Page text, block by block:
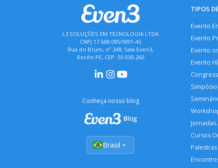
L3 SOLUÇÕES EM TECNOLOGIA LTDA
CNPJ 17.688.085/0001-45
Rua do Brum, nº 248, Sala Even3,
Recife-PE, CEP: 50.030-260
Conheça nosso blog
Brasil
TIPOS
Evento
Evento
Evento
Evento
Simpósio
Cursos
Palestras